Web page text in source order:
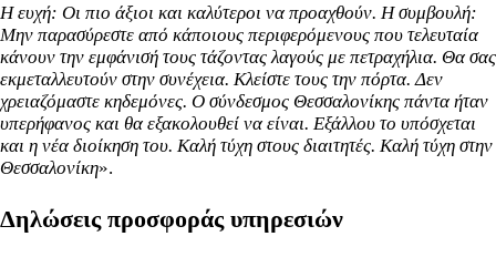
Η ευχή: Οι πιο άξιοι και καλύτεροι να προαχθούν. Η συμβουλή:
Μην παρασύρεστε από κάποιους περιφερόμενους που τελευταία
κάνουν την εμφάνισή τους τάζοντας λαγούς με πετραχήλια. Θα σας
εκμεταλλευτούν στην συνέχεια. Κλείστε τους την πόρτα. Δεν
χρειαζόμαστε κηδεμόνες. Ο σύνδεσμος Θεσσαλονίκης πάντα ήταν
υπερήφανος και θα εξακολουθεί να είναι. Εξάλλου το υπόσχεται
και η νέα διοίκηση του. Καλή τύχη στους διαιτητές. Καλή τύχη στην
Θεσσαλονίκη».
Δηλώσεις προσφοράς υπηρεσιών